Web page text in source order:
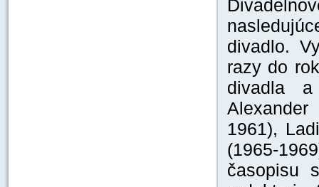
divadlo.
razy do
divadla
Alexander
1961),
(1965-
časopisu